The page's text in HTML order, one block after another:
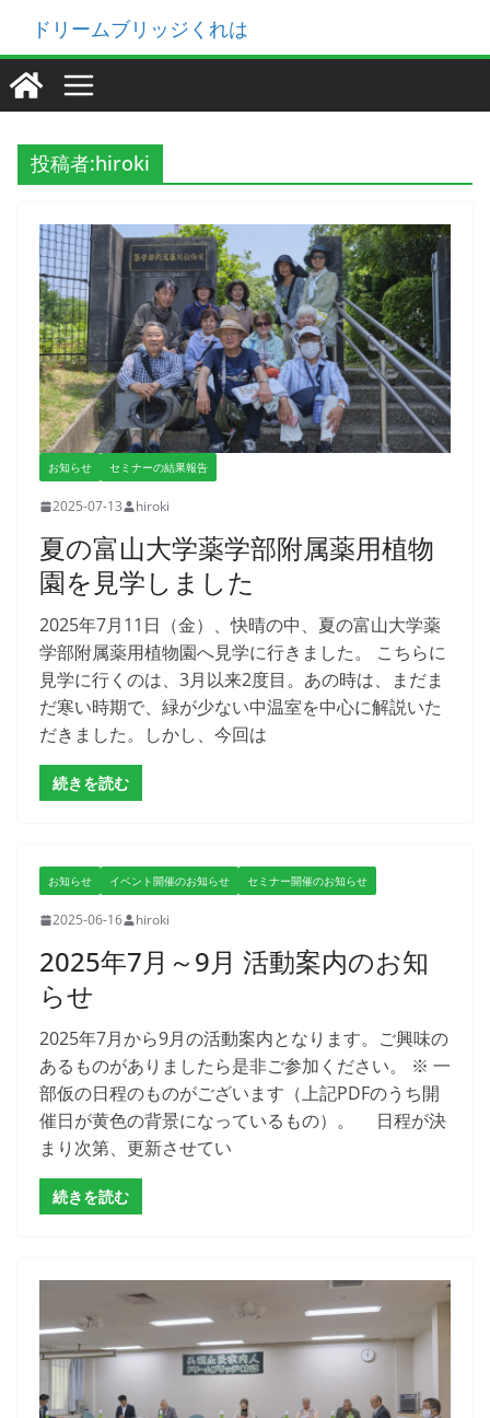
テ
ン
ドリームブリッジくれは
投稿者:hiroki
お知らせ セミナーの結果報告
2025-07-13 hiroki
夏の富山大学薬学部附属薬用植物
園を見学しました
2025年7月11日（金）、快晴の中、夏の富山大学薬
学部附属薬用植物園へ見学に行きました。 こちらに
見学に行くのは、3月以来2度目。あの時は、まだま
だ寒い時期で、緑が少ない中温室を中心に解説いた
だきました。しかし、今回は
続きを読む
お知らせ イベント開催のお知らせ セミナー開催のお知らせ
2025-06-16 hiroki
2025年7月～9月 活動案内のお知
らせ
2025年7月から9月の活動案内となります。ご興味の
あるものがありましたら是非ご参加ください。 ※ 一
部仮の日程のものがございます（上記PDFのうち開
催日が黄色の背景になっているもの）。 日程が決
まり次第、更新させてい
続きを読む